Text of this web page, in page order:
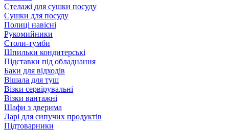
Стелажі для сушки посуду
Сушки для посуду
Полиці навісні
Рукомийники
Столи-тумби
Шпильки кондитерські
Підставки під обладнання
Баки для відходів
Вішала для туш
Візки сервірувальні
Візки вантажні
Шафи з дверима
Ларі для сипучих продуктів
Підтоварники